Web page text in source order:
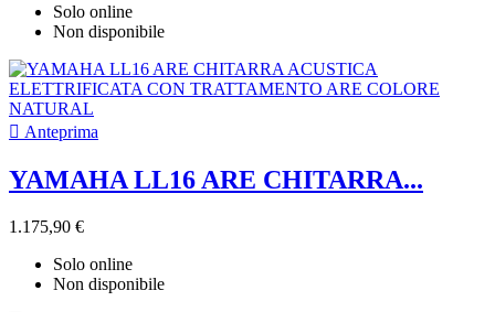
Solo online
Non disponibile
 Anteprima
YAMAHA LL16 ARE CHITARRA...
1.175,90 €
Solo online
Non disponibile